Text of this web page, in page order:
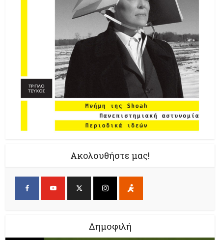
Ακολουθήστε μας!
Δημοφιλή